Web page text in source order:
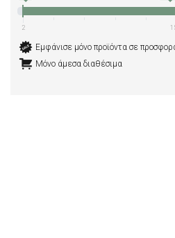
2
Εμφάνισε μόνο προϊόντα σε
Μόνο άμεσα διαθέσιμα